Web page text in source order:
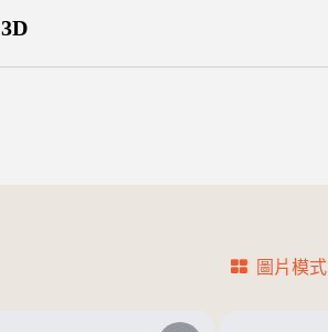
3D
圖片模式